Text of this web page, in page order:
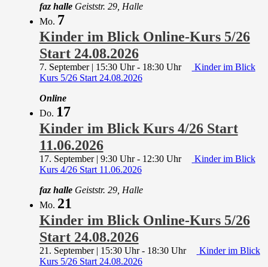
faz halle Geiststr. 29, Halle
Mo. 7
Kinder im Blick Online-Kurs 5/26
Start 24.08.2026
7. September | 15:30 Uhr- 18:30 Uhr
Kinder im Blick
Kurs 5/26 Start 24.08.2026
Online
Do. 17
Kinder im Blick Kurs 4/26 Start
11.06.2026
17. September | 9:30 Uhr- 12:30 Uhr
Kinder im Blick
Kurs 4/26 Start 11.06.2026
faz halle Geiststr. 29, Halle
Mo. 21
Kinder im Blick Online-Kurs 5/26
Start 24.08.2026
21. September | 15:30 Uhr- 18:30 Uhr
Kinder im Blick
Kurs 5/26 Start 24.08.2026